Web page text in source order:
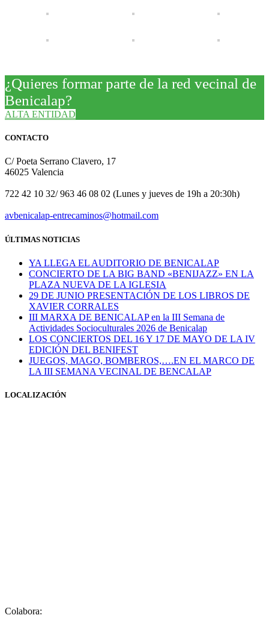
¿Quieres formar parte de la red vecinal de
Benicalap?
ALTA ENTIDAD
CONTACTO
C/ Poeta Serrano Clavero, 17
46025 Valencia
722 42 10 32/ 963 46 08 02 (Lunes y jueves de 19h a 20:30h)
avbenicalap-entrecaminos@hotmail.com
ÚLTIMAS NOTICIAS
YA LLEGA EL AUDITORIO DE BENICALAP
CONCIERTO DE LA BIG BAND «BENIJAZZ» EN LA
PLAZA NUEVA DE LA IGLESIA
29 DE JUNIO PRESENTACIÓN DE LOS LIBROS DE
XAVIER CORRALES
III MARXA DE BENICALAP en la III Semana de
Actividades Socioculturales 2026 de Benicalap
LOS CONCIERTOS DEL 16 Y 17 DE MAYO DE LA IV
EDICIÓN DEL BENIFEST
JUEGOS, MAGO, BOMBEROS,….EN EL MARCO DE
LA III SEMANA VECINAL DE BENCALAP
LOCALIZACIÓN
Colabora: